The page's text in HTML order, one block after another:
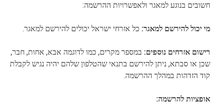
חשובים בנוגע למאגר ולאפשרויות ההרשמה:
מי יכול להירשם למאגר: כל אזרחי ישראל יכולים להירשם למאגר.
רישום אזרחים נוספים: במספר מקרים, כמו לדוגמה אבא, אחות, חבר,
שכן או סבתא, ניתן להירשם בתנאי שהטלפון שלהם יהיה נגיש לקבלת
קוד הזדהות במהלך ההרשמה.
אופציות להרשמה: